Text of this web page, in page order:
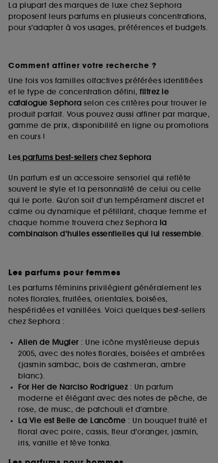
La plupart des marques de luxe chez Sephora
proposent leurs parfums en plusieurs concentrations,
pour s’adapter à vos usages, préférences et budgets.
Comment affiner votre recherche ?
Une fois vos familles olfactives préférées identifiées
et le type de concentration défini, filtrez le
catalogue Sephora selon ces critères pour trouver le
produit parfait. Vous pouvez aussi affiner par marque,
gamme de prix, disponibilité en ligne ou promotions
en cours !
Lesparfums best-sellerschez Sephora
Un parfum est un accessoire sensoriel qui reflète
souvent le style et la personnalité de celui ou celle
qui le porte. Qu’on soit d’un tempérament discret et
calme ou dynamique et pétillant, chaque femme et
chaque homme trouvera chez Sephora la
combinaison d’huiles essentielles qui lui ressemble.
Les parfums pour femmes
Les parfums féminins privilégient généralement les
notes florales, fruitées, orientales, boisées,
hespéridées et vanillées. Voici quelques best-sellers
chez Sephora :
Alien de Mugler: Une icône mystérieuse depuis
2005, avec des notes florales, boisées et ambrées
(jasmin sambac, bois de cashmeran, ambre
blanc).
For Her de Narciso Rodriguez: Un parfum
moderne et élégant avec des notes de pêche, de
rose, de musc, de patchouli et d’ambre.
La Vie est Belle de Lancôme : Un bouquet fruité et
floral avec poire, cassis, fleur d’oranger, jasmin,
iris, vanille et fève tonka.